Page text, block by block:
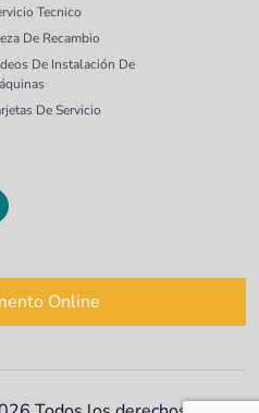
Tecnico
De Recambio
De Instalación De
De Servicio
Online